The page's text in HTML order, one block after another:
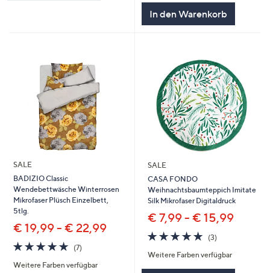
In den Warenkorb
SALE
BADIZIO Classic
Wendebettwäsche Winterrosen
Mikrofaser Plüsch Einzelbett,
5tlg.
€ 19,99 - € 22,99
4.7
von
5
(7)
Weitere Farben verfügbar
SALE
CASA FONDO
Weihnachtsbaumteppich Imitate
Silk Mikrofaser Digitaldruck
€ 7,99 - € 15,99
4.7
von
5
(3)
Weitere Farben verfügbar